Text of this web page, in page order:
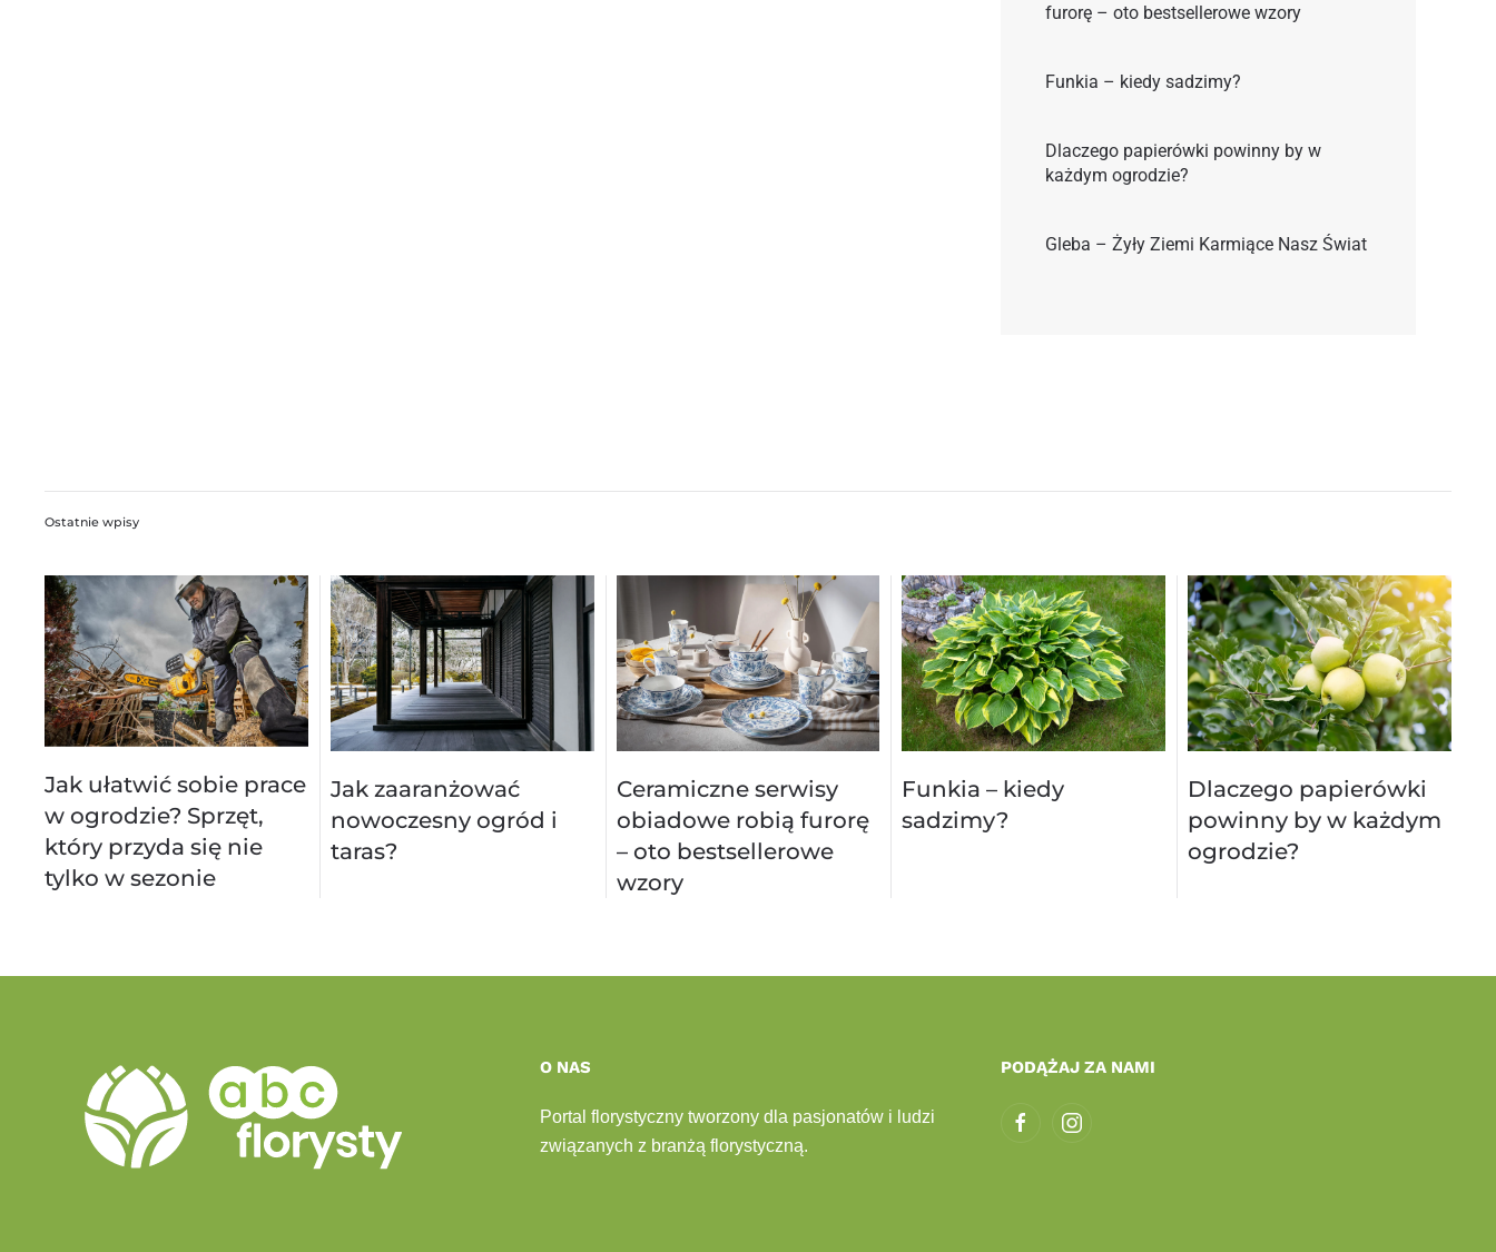
furorę – oto bestsellerowe wzory
Funkia – kiedy sadzimy?
Dlaczego papierówki powinny by w
każdym ogrodzie?
Gleba – Żyły Ziemi Karmiące Nasz Świat
Ostatnie wpisy
Jak ułatwić sobie prace
w ogrodzie? Sprzęt,
który przyda się nie
tylko w sezonie
Jak zaaranżować
nowoczesny ogród i
taras?
Ceramiczne serwisy
obiadowe robią furorę
– oto bestsellerowe
wzory
Funkia – kiedy
sadzimy?
Dlaczego papierówki
powinny by w każdym
ogrodzie?
O NAS
Portal florystyczny tworzony dla pasjonatów i ludzi
związanych z branżą florystyczną.
PODĄŻAJ ZA NAMI